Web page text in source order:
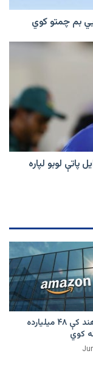
بم چمتو کوي
لوبو لپاره
امازون په هند کې ۴۸ میلیارده
کوي